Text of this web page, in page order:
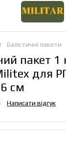
Балістичні пакети
пакет 1
для
см
Написати відгук